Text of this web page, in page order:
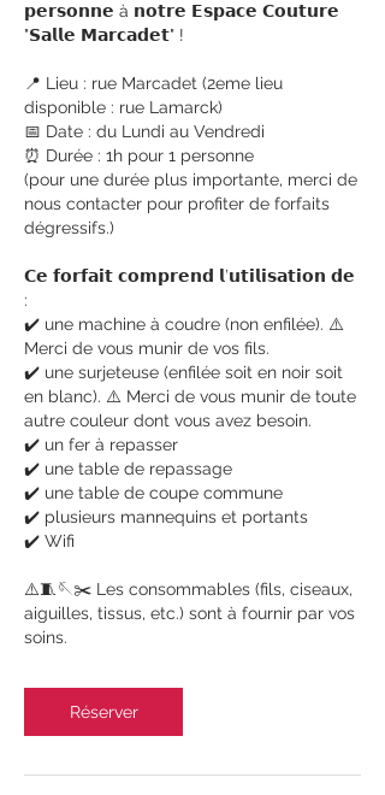
𝗽𝗲𝗿𝘀𝗼𝗻𝗻𝗲 à 𝗻𝗼𝘁𝗿𝗲 𝗘𝘀𝗽𝗮𝗰𝗲 𝗖𝗼𝘂𝘁𝘂𝗿𝗲
"𝗦𝗮𝗹𝗹𝗲 𝗠𝗮𝗿𝗰𝗮𝗱𝗲𝘁" !
📍 Lieu : rue Marcadet (2eme lieu
disponible : rue Lamarck)
📅 Date : du Lundi au Vendredi
⏰ Durée : 1h pour 1 personne
(pour une durée plus importante, merci de
nous contacter pour profiter de forfaits
dégressifs.)
𝗖𝗲 𝗳𝗼𝗿𝗳𝗮𝗶𝘁 𝗰𝗼𝗺𝗽𝗿𝗲𝗻𝗱 𝗹’𝘂𝘁𝗶𝗹𝗶𝘀𝗮𝘁𝗶𝗼𝗻 𝗱𝗲
:
✔️ une machine à coudre (non enfilée). ⚠️
Merci de vous munir de vos fils.
✔️ une surjeteuse (enfilée soit en noir soit
en blanc). ⚠️ Merci de vous munir de toute
autre couleur dont vous avez besoin.
✔️ un fer à repasser
✔️ une table de repassage
✔️ une table de coupe commune
✔️ plusieurs mannequins et portants
✔️ Wifi
⚠️🧵🪡✂️ Les consommables (fils, ciseaux,
aiguilles, tissus, etc.) sont à fournir par vos
soins.
Réserver